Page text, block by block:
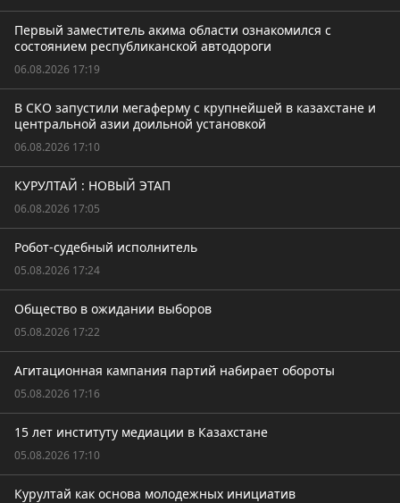
Первый заместитель акима области ознакомился с
состоянием республиканской автодороги
06.08.2026 17:19
В СКО запустили мегаферму с крупнейшей в казахстане и
центральной азии доильной установкой
06.08.2026 17:10
КУРУЛТАЙ : НОВЫЙ ЭТАП
06.08.2026 17:05
Робот-судебный исполнитель
05.08.2026 17:24
Общество в ожидании выборов
05.08.2026 17:22
Агитационная кампания партий набирает обороты
05.08.2026 17:16
15 лет институту медиации в Казахстане
05.08.2026 17:10
Курултай как основа молодежных инициатив